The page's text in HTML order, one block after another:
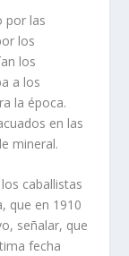
por las
los
los
a los
la época.
en las
mineral.
caballistas
que en 1910
señalar, que
fe­cha